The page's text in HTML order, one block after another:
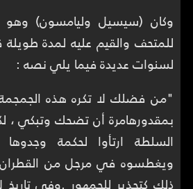
وكان (سيسيل وليامسون)
للمتحف والقيم عليه لمدة
لسنوات عديدة فيما يلي نصه :
"من فضلك لا تكره هذه
بمقدورهامرة أن تضحك وتبكي ،
السلطة ارتأوا لحكمة
ويغطسوه في مرجل من
ذلك كتحذير للجمهور .وفي